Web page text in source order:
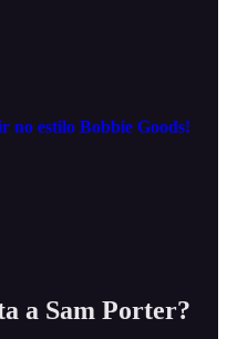
no estilo Bobbie Goods!
a Sam Porter?